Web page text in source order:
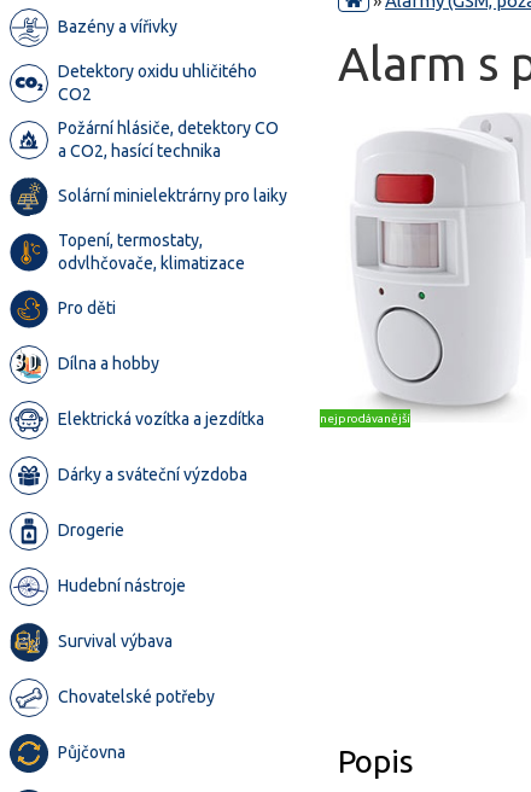
Bazény a vířivky
Detektory oxidu uhličitého
CO2
Požární hlásiče, detektory CO
a CO2, hasící technika
Solární minielektrárny pro laiky
Topení, termostaty,
odvlhčovače, klimatizace
Pro děti
Dílna a hobby
Elektrická vozítka a jezdítka
Dárky a sváteční výzdoba
Drogerie
Hudební nástroje
Survival výbava
Chovatelské potřeby
Půjčovna
Alarm s
nejprodávanější
Popis